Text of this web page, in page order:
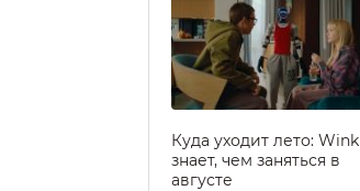
Куда уходит лето: Wink
знает, чем заняться в
августе